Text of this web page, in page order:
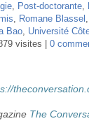
Colloques
Vidéos
Se connecter
, Post-doctorante,
Romane Blassel
Bao, Université
visites 0
The